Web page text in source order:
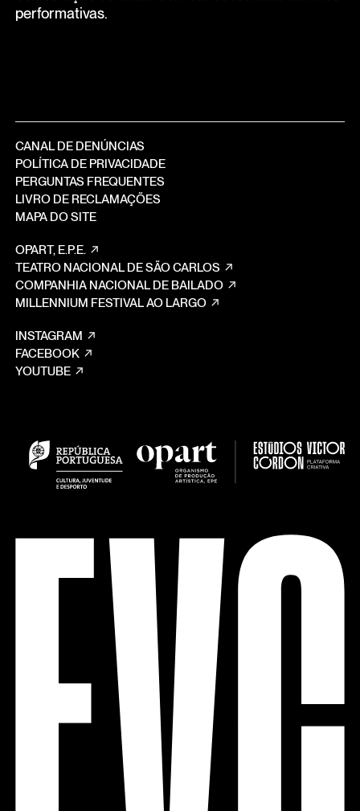
performativas.
CANAL DE DENÚNCIAS
POLÍTICA DE PRIVACIDADE
PERGUNTAS FREQUENTES
LIVRO DE RECLAMAÇÕES
MAPA DO SITE
OPART, E.P.E.
TEATRO NACIONAL DE SÃO CARLOS
COMPANHIA NACIONAL DE BAILADO
MILLENNIUM FESTIVAL AO LARGO
INSTAGRAM
FACEBOOK
YOUTUBE